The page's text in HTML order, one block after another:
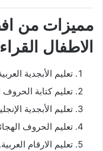
مميزات من
الاطفال
تعليم الأبجدية
تعليم كتابة الحروف
تعليم الأبجدية
تعليم الحروف
تعليم الارقام العربية.